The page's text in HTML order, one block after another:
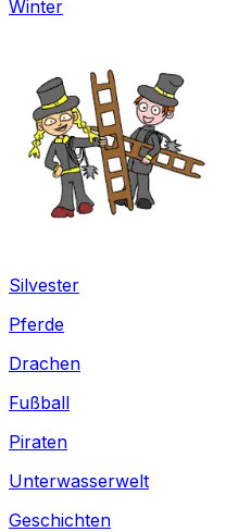
Winter
Silvester
Pferde
Drachen
Fußball
Piraten
Unterwasserwelt
Geschichten